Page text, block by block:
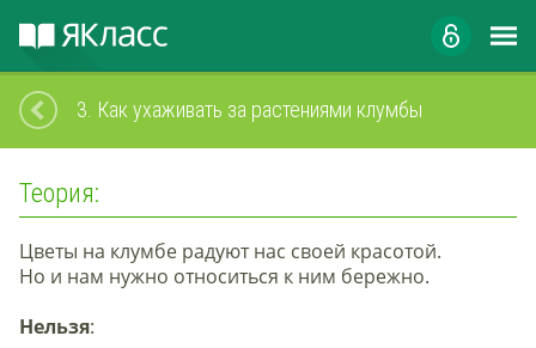
3. Как ухаживать за растениями клумбы
Теория:
Цветы на клумбе радуют нас своей красотой.
Но и нам нужно относиться к ним бережно.
Нельзя: